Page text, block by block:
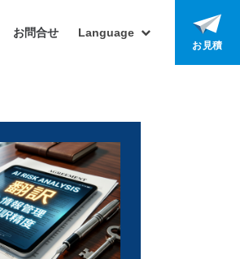
お問合せ Language
お見積